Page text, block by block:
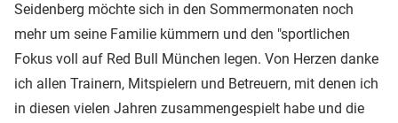
Seidenberg möchte sich in den Sommermonaten noch
mehr um seine Familie kümmern und den "sportlichen
Fokus voll auf Red Bull München legen. Von Herzen danke
ich allen Trainern, Mitspielern und Betreuern, mit denen ich
in diesen vielen Jahren zusammengespielt habe und die